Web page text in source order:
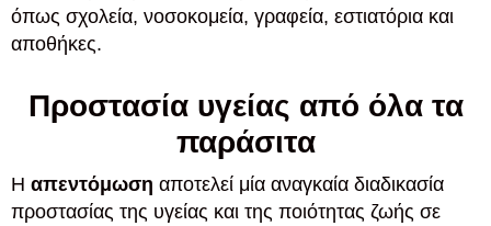
όπως σχολεία, νοσοκομεία, γραφεία, εστιατόρια και
αποθήκες.
Προστασία υγείας από όλα τα
παράσιτα
Η απεντόμωση αποτελεί μία αναγκαία διαδικασία
προστασίας της υγείας και της ποιότητας ζωής σε